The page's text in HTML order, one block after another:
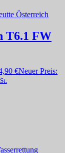
T6.1 FW
€Neuer Preis: